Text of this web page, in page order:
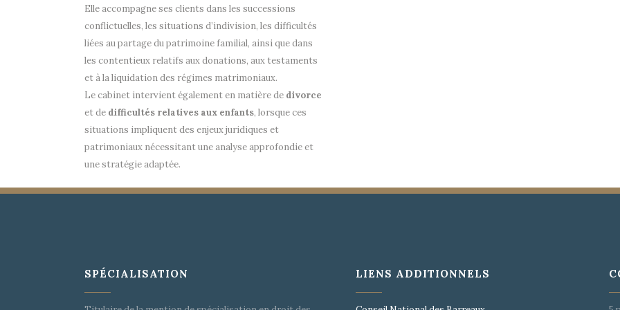
Elle accompagne ses clients dans les successions
conflictuelles, les situations d’indivision, les difficultés
liées au partage du patrimoine familial, ainsi que dans
les contentieux relatifs aux donations, aux testaments
et à la liquidation des régimes matrimoniaux.
Le cabinet intervient également en matière de divorce
et de difficultés relatives aux enfants, lorsque ces
situations impliquent des enjeux juridiques et
patrimoniaux nécessitant une analyse approfondie et
une stratégie adaptée.
SPÉCIALISATION LIENS ADDITIONNELS